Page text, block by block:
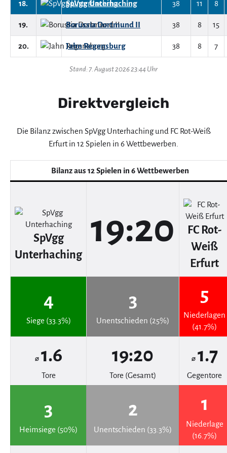
18. SpVgg Unterhaching 38 11 8
19. Borussia Dortmund II 38 8 15
20. Jahn Regensburg 38 8 7
Stand: 7. August 2026 23:44 Uhr
Direktvergleich
Die Bilanz zwischen SpVgg Unterhaching und FC Rot-Weiß
Erfurt in 12 Spielen in 6 Wettbewerben.
Bilanz aus 12 Spielen in 6 Wettbewerben
SpVgg
Unterhaching
19:20
FC Rot-
Weiß
Erfurt
4
Siege (33.3%)
3
Unentschieden (25%)
5
Niederlagen
(41.7%)
⌀ 1.6
Tore
19:20
Tore (Gesamt)
⌀ 1.7
Gegentore
3
Heimsiege (50%)
2
Unentschieden (33.3%)
1
Niederlage
(16.7%)